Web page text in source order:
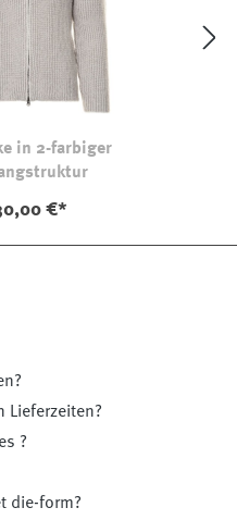
in 2-farbiger
€*
Lieferzeiten?
?
die-form?